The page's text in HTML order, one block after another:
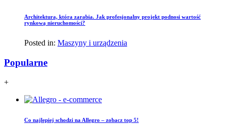
Architektura, która zarabia. Jak profesjonalny projekt podnosi wartość
rynkową nieruchomości?
Posted in: Maszyny i urządzenia
Popularne
+
Co najlepiej schodzi na Allegro – zobacz top 5!